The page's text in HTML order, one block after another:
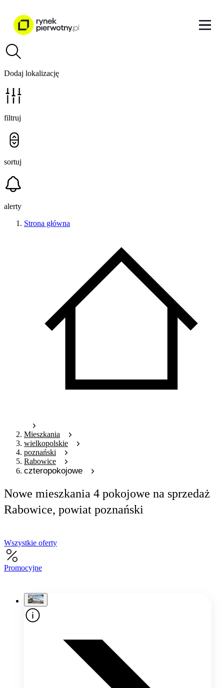
Dodaj lokalizację
filtruj
sortuj
alerty
Strona główna
Mieszkania
wielkopolskie
poznański
Rabowice
czteropokojowe
Nowe mieszkania 4 pokojowe na sprzedaż
Rabowice, powiat poznański
Wszystkie oferty
Promocyjne